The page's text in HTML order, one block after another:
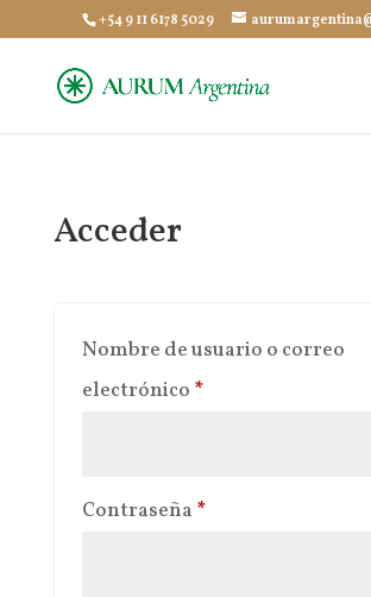
+54 9 11 6178 5029
Acceder
Nombre de usuario o correo
electrónico *Obligatorio
Contraseña *Obligatorio